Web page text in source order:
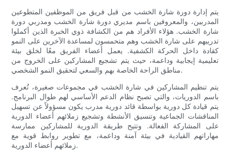
يتم إدارة دورة شارة الخشب من قبل فريق من الموظفين المتطوعين
المدربين، والمعروفين باسم مديري دورة شارة الخشب ومدربي دورة
شارة الخشب. هؤلاء الأفراد هم من الكشافة ذوي الخبرة الذين أكملوا
تدريبهم على شارة الخشب وهم متحمسون لمساعدة الآخرين على النمو
كقادة داخل الحركة الكشفية. يعمل أعضاء الفريق معًا لخلق بيئة
تعليمية إيجابية وداعمة، حيث يتم تشجيع المشاركين على الخروج من
مناطق الراحة الخاصة بهم والسعي لتحقيق النمو الشخصي.
يتم تنظيم المشاركين في شارة الخشب في مجموعات صغيرة، تُعرف
باسم الدوريات، والتي تصبح نظام الدعم الأساسي لهم طوال البرنامج.
يتم قيادة كل دورية بواسطة قائد دورية مدرب يكون مسؤولاً عن تسهيل
المناقشات الجماعية وتنسيق الأنشطة وتشجيع زملائهم أعضاء الدورية
على المشاركة الفعالة. وتتيح طريقة الدورية للمشاركين ممارسة
مهاراتهم القيادية في بيئة آمنة وداعمة، مع تطوير روابط قوية مع
زملائهم أعضاء الدورية.